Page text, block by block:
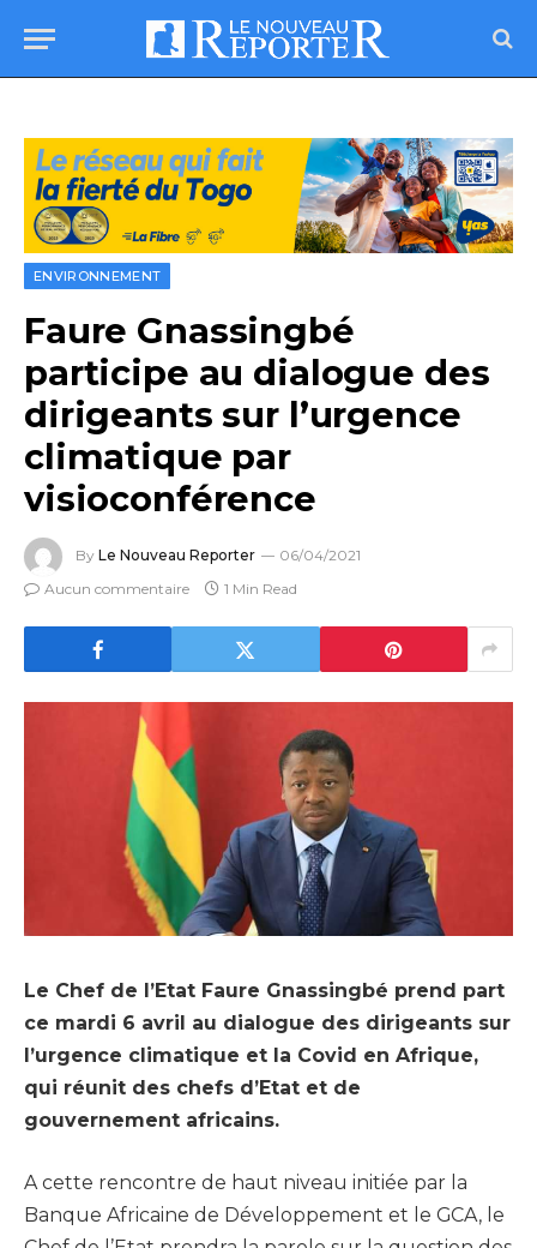
ENVIRONNEMENT
Faure Gnassingbé
participe au dialogue des
dirigeants sur l’urgence
climatique par
visioconférence
By Le Nouveau Reporter
06/04/2021
Aucun commentaire
1 Min Read
Le Chef de l’Etat Faure Gnassingbé prend part
ce mardi 6 avril au dialogue des dirigeants sur
l’urgence climatique et la Covid en Afrique,
qui réunit des chefs d’Etat et de
gouvernement africains.
A cette rencontre de haut niveau initiée par la
Banque Africaine de Développement et le GCA, le